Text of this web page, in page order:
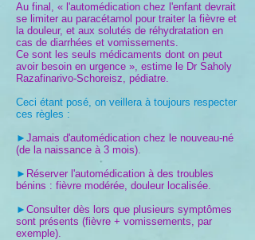
Au final, « l'automédication chez l'enfant devrait
se limiter au paracétamol pour traiter la fièvre et
la douleur, et aux solutés de réhydratation en
cas de diarrhées et vomissements.
Ce sont les seuls médicaments dont on peut
avoir besoin en urgence », estime le Dr Saholy
Razafinarivo-Schoreisz, pédiatre.
Ceci étant posé, on veillera à toujours respecter
ces règles :
► Jamais d'automédication chez le nouveau-né
(de la naissance à 3 mois).
► Réserver l'automédication à des troubles
bénins : fièvre modérée, douleur localisée.
► Consulter dès lors que plusieurs symptômes
sont présents (fièvre + vomissements, par
exemple).